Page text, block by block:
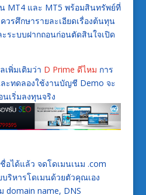
MT4 และ MT5 พร้อมสินทรัพย์ที่
วรศึกษารายละเอียดเรื่องต้นทุน
ระบบฝากถอนก่อนตัดสินใจเปิด
พิ่มเติมว่า D Prime ดีไหม การ
ะทดลองใช้งานบัญชี Demo จะ
เริ่มลงทุนจริง
อได้แล้ว จดโดเมนเนม .com
ริหารโดเมนด้วยตัวคุณเอง
domain name, DNS